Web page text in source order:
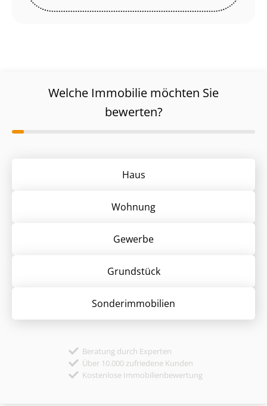
Welche Immobilie möchten Sie
bewerten?
Haus
Wohnung
Gewerbe
Grund­stück
Sonder­immobilien
Beratung durch Experten
Über 10.000 zufriedene Kunden
Kostenlose Immobilienbewertung